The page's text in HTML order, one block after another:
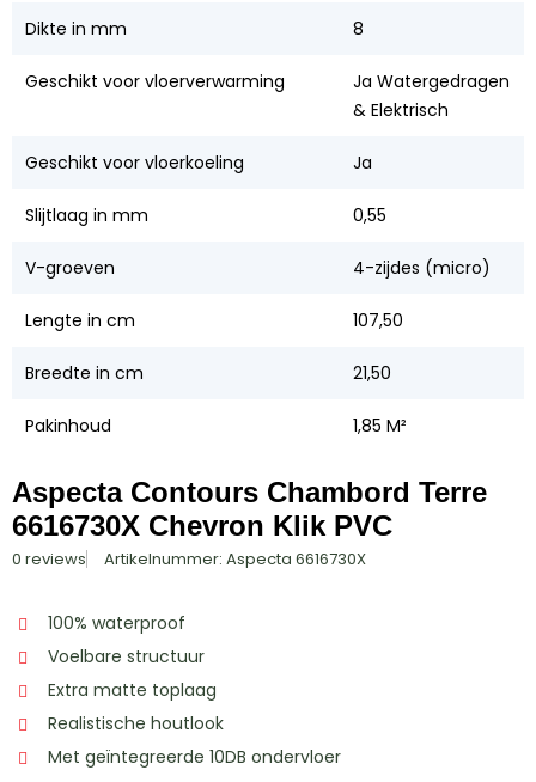
Dikte in mm 8
Geschikt voor vloerverwarming
Ja Watergedragen
& Elektrisch
Geschikt voor vloerkoeling Ja
Slijtlaag in mm 0,55
V-groeven 4-zijdes (micro)
Lengte in cm 107,50
Breedte in cm 21,50
Pakinhoud 1,85 M²
Aspecta Contours Chambord Terre
6616730X Chevron Klik PVC
0 reviews Artikelnummer: Aspecta 6616730X
100% waterproof
Voelbare structuur
Extra matte toplaag
Realistische houtlook
Met geïntegreerde 10DB ondervloer